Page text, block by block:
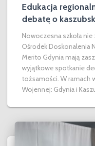
Edukacja
debatę o
Nowoczesna szkoła
Ośrodek Doskonalenia
Merito Gdynia mają
wyjątkowe spotkanie
tożsamości. W ramach
Wojennej: Gdynia i